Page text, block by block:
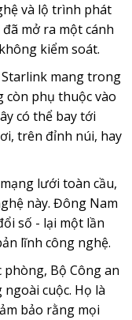
và lộ trình phát
mở ra một cánh
kiểm soát.
mang trong
còn phụ thuộc vào
có thể bay tới
trên đỉnh núi, hay
lưới toàn cầu,
này. Đông Nam
số - lại một lần
lĩnh công nghệ.
phòng, Bộ Công an
cuộc. Họ là
bảo rằng mọi